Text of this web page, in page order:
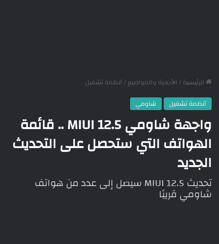
الرئيسية/ الأجهزة والمواضيع/أنظمة تشغيل
أنظمة تشغيل
شاومي
واجهة شاومي MIUI 12.5 .. قائمة
الهواتف التي ستحصل على التحديث
الجديد
تحديث MIUI 12.5 سيصل إلى عدد من هواتف
شاومي قريبًا